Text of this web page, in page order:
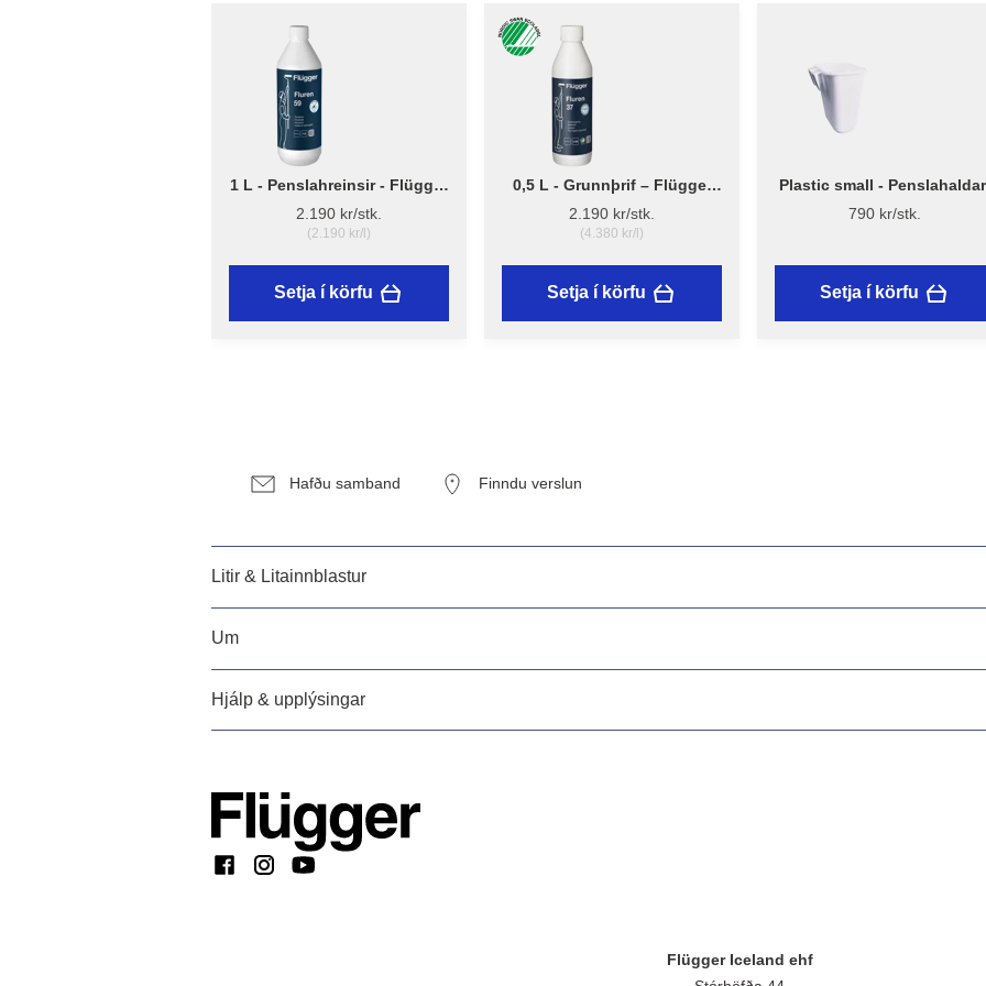
1 L - Penslahreinsir - Flügger
Fluren 59
2.190 kr/stk.
(2.190 kr/l)
Setja í körfu
0,5 L - Grunnþrif – Flügger
Fluren 37
2.190 kr/stk.
(4.380 kr/l)
Setja í körfu
Plastic small -
790 kr/stk.
Setja í körfu
Hafðu samband Finndu verslun
Litir & Litainnblastur
Um
Hjálp & upplýsingar
Flügger Iceland ehf